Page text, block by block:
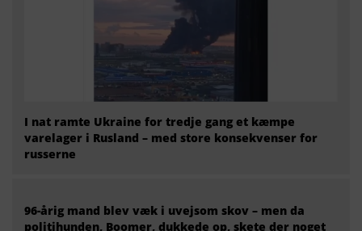
I nat ramte Ukraine for tredje gang et kæmpe
varelager i Rusland – med store konsekvenser for
russerne
96-årig mand blev væk i uvejsom skov – men da
politihunden, Boomer, dukkede op, skete der noget